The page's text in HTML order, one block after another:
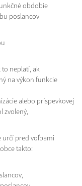
obdobie
poslancov
to neplatí, ak
na výkon funkcie
alebo príspevkovej
zvolený,
určí pred voľbami
takto: